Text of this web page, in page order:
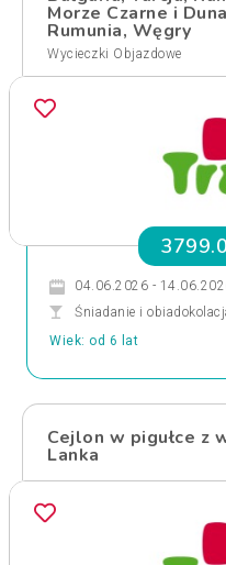
Morze Czarne i
Rumunia, Węgry
Wycieczki Objazdowe
04.06.2026 -
Śniadanie i
Wiek: od 6 lat
Cejlon w pigułce z
Lanka